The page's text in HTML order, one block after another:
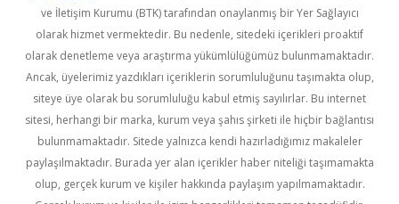
ve İletişim Kurumu (BTK) tarafından onaylanmış bir Yer Sağlayıcı
olarak hizmet vermektedir. Bu nedenle, sitedeki içerikleri proaktif
olarak denetleme veya araştırma yükümlülüğümüz bulunmamaktadır.
Ancak, üyelerimiz yazdıkları içeriklerin sorumluluğunu taşımakta olup,
siteye üye olarak bu sorumluluğu kabul etmiş sayılırlar. Bu internet
sitesi, herhangi bir marka, kurum veya şahıs şirketi ile hiçbir bağlantısı
bulunmamaktadır. Sitede yalnızca kendi hazırladığımız makaleler
paylaşılmaktadır. Burada yer alan içerikler haber niteliği taşımamakta
olup, gerçek kurum ve kişiler hakkında paylaşım yapılmamaktadır.